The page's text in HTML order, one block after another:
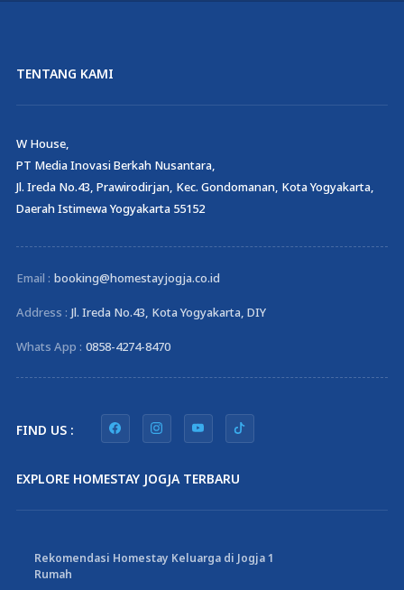
TENTANG KAMI
W House,
PT Media Inovasi Berkah Nusantara,
Jl. Ireda No.43, Prawirodirjan, Kec. Gondomanan, Kota Yogyakarta,
Daerah Istimewa Yogyakarta 55152
Email : booking@homestayjogja.co.id
Address : Jl. Ireda No.43, Kota Yogyakarta, DIY
Whats App : 0858-4274-8470
FIND US :
EXPLORE HOMESTAY JOGJA TERBARU
Rekomendasi Homestay Keluarga di Jogja 1
Rumah